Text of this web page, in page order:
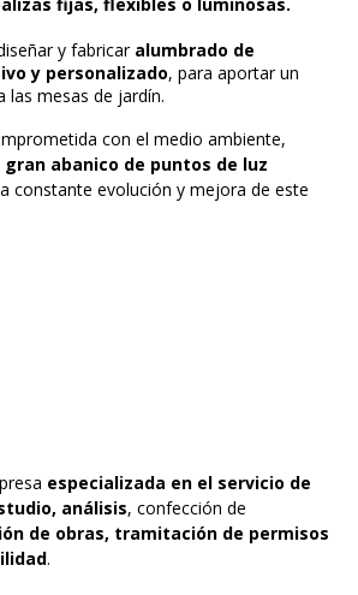
y fabricar alumbrado de
y personalizado, para aportar un
las mesas de jardín.
con el medio ambiente,
gran abanico de puntos de luz
constante evolución y mejora de este
especializada en el servicio de
análisis, confección de
de obras, tramitación de permisos
.